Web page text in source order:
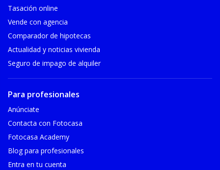
Tasación online
Vende con agencia
Comparador de hipotecas
Actualidad y noticias vivienda
Seguro de impago de alquiler
Para profesionales
Anúnciate
Contacta con Fotocasa
Fotocasa Academy
Blog para profesionales
Entra en tu cuenta